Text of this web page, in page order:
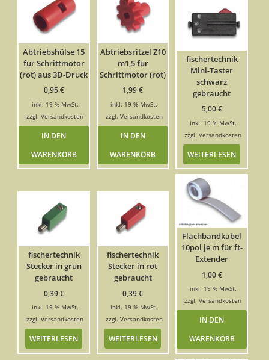
Abtriebshülse 15
für Schrittmotor
(rot) aus 3D-Druck
0,95€
inkl. 19 % MwSt.
zzgl.Versandkosten
IN DEN
WARENKORB
Abtriebsritzel Z10
m1,5 für
Schrittmotor (rot)
1,99€
inkl. 19 % MwSt.
zzgl. Versandkosten
IN DEN
WARENKORB
fischertechnik
Mini-Taster
schwarz
gebraucht
5,00€
inkl. 19 % MwSt.
zzgl.Versandkosten
WEITERLESEN
fischertechnik
Stecker in grün
gebraucht
0,39€
inkl. 19 % MwSt.
zzgl.Versandkosten
WEITERLESEN
fischertechnik
Stecker in rot
gebraucht
0,39€
inkl. 19 % MwSt.
zzgl. Versandkosten
WEITERLESEN
Flachbandkabel
10pol je m für ft-
Extender
1,00€
inkl. 19 % MwSt.
zzgl.Versandkosten
IN DEN
WARENKORB